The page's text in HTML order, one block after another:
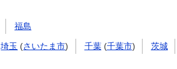
福島
埼玉 (さいたま市) 千葉(千葉市) 茨城